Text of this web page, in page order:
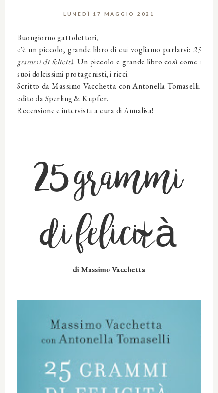
LUNEDÌ 17 MAGGIO 2021
Buongiorno gattolettori,
c'è un piccolo, grande libro di cui vogliamo parlarvi: 25
grammi di felicità. Un piccolo e grande libro così come i
suoi dolcissimi protagonisti, i ricci.
Scritto da Massimo Vacchetta con Antonella Tomaselli,
edito daSperling & Kupfer.
Recensione e intervista a cura di Annalisa!
25 grammi
di felicità
di Massimo Vacchetta